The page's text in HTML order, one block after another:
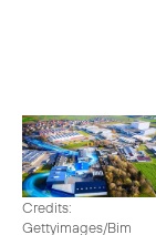
Credits:
Gettyimages/Bim